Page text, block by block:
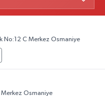
No:12 C Merkez Osmaniye
Osmaniye